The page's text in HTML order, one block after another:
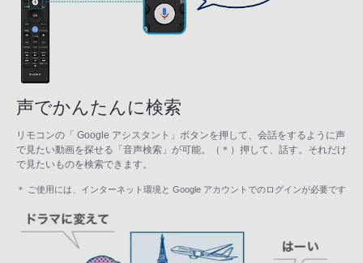
声でかんたんに検索
リモコンの「 Google アシスタント」ボタンを押して、会話をするように声
で見たい動画を探せる「音声検索」が可能。（＊）押して、話す。それだけ
で見たいものを検索できます。
＊ ご使用には、インターネット環境と Google アカウントでのログインが必要です